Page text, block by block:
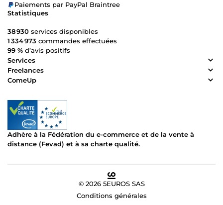
Paiements par PayPal Braintree
Statistiques
38 930 services disponibles
1 334 973 commandes effectuées
99 % d’avis positifs
Services
Freelances
ComeUp
Adhère à la Fédération du e-commerce et de la vente à
distance (Fevad) et à sa charte qualité.
© 2026 5EUROS SAS
Conditions générales